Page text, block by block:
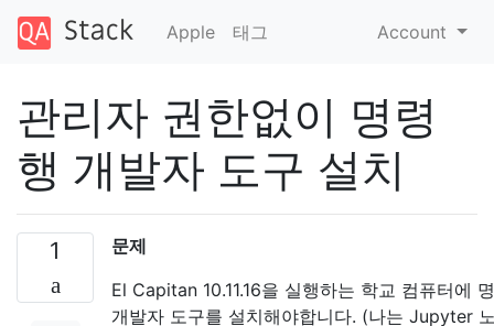
Apple 태그 Account
관리자 권한없이 명령
행 개발자 도구 설치
1
문제
El Capitan 10.11.16을 실행하는 학교 컴퓨터에
개발자 도구를 설치해야합니다. (나는 Jupyter